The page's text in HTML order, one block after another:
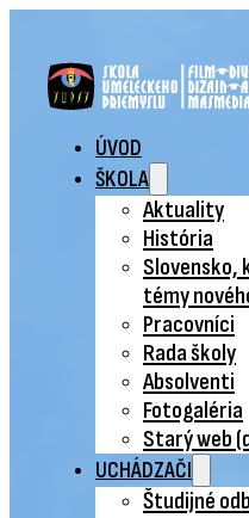
ÚVOD
ŠKOLA
Aktuality
História
Slovensko,
témy
Pracovníci
Rada školy
Absolventi
Fotogaléria
Starý web
UCHÁDZAČI
Študijné